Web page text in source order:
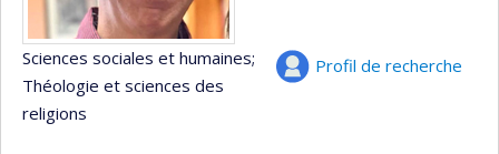
Profil de recherche
Sciences sociales et humaines;
Théologie et sciences des
religions